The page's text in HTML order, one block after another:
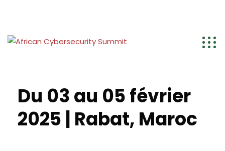
Du 03 au 05 février
2025 | Rabat, Maroc